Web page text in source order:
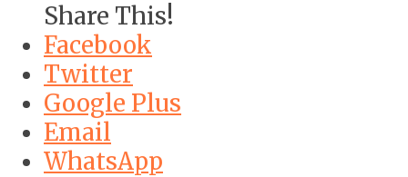
Share This!
Facebook
Twitter
Google Plus
Email
WhatsApp